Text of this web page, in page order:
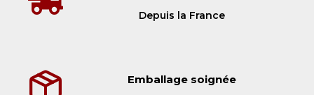
Depuis la France
Emballage soignée